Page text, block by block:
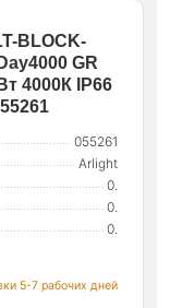
BLOCK-
GR
4000К IP66
055261
Arlight
0.
0.
0.
5-7 рабочих дней